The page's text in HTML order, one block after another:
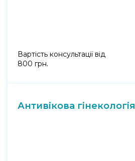
Вартість консультації від
800 грн.
Антивікова гінекологія